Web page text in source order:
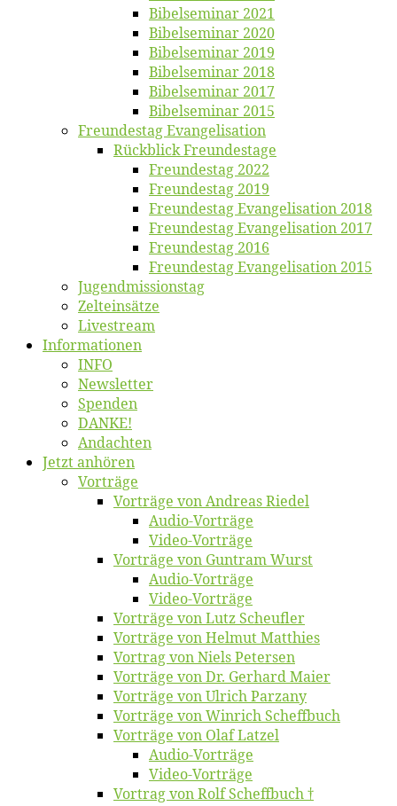
Bi­bel­se­mi­nar 2021
Bi­bel­se­mi­nar 2020
Bi­bel­se­mi­nar 2019
Bi­bel­se­mi­nar 2018
Bibelsemi­nar 2017
Bibelsemi­nar 2015
Freun­des­tag Evangelisation
Rück­blick Freundestage
Freun­des­tag 2022
Freun­des­tag 2019
Freun­des­tag Evan­ge­li­sa­ti­on 2018
Freun­des­tag Evan­ge­li­sa­ti­on 2017
Freun­des­tag 2016
Freun­des­tag Evan­ge­li­sa­ti­on 2015
Jugend­mis­sions­tag
Zelt­ein­sät­ze
Live­stream
Informatio­nen
INFO
News­let­ter
Spen­den
DANKE!
An­dach­ten
Jetzt an­hö­ren
Vor­trä­ge
Vor­trä­ge von An­dre­as Riedel
Au­dio-Vor­trä­ge
Vi­deo-Vor­trä­ge
Vor­trä­ge von Gun­tram Wurst
Au­dio-Vor­trä­ge
Vi­deo-Vor­trä­ge
Vor­trä­ge von Lutz Scheufler
Vor­trä­ge von Hel­mut Matthies
Vor­trag von Niels Petersen
Vor­trä­ge von Dr. Ger­hard Maier
Vor­trä­ge von Ul­rich Parzany
Vor­trä­ge von Win­rich Scheffbuch
Vor­trä­ge von Olaf Latzel
Au­dio-Vor­trä­ge
Vi­deo-Vor­trä­ge
Vor­trag von Rolf Scheffbuch †